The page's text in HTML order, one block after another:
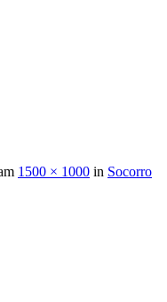
1500 × 1000 in Socorro